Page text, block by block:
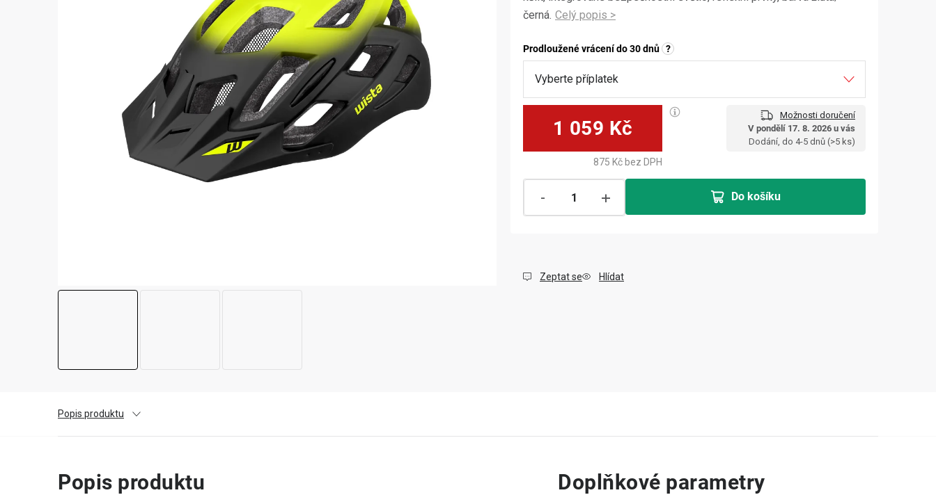
černá.
Prodloužené vrácení do 30 dnů ?
1 059 Kč
Možnosti doručení
V pondělí 17. 8. 2026 u vás
Dodání, do 4-5 dnů (>5 ks)
875 Kč bez DPH
Do košíku
Zeptat se Hlídat
Popis produktu
Popis produktu Doplňkové parametry